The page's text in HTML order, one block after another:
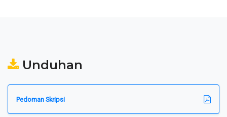
Unduhan
Pedoman Skripsi